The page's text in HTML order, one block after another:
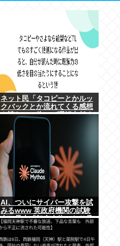
ネット民「タコピーとかルッ
クバックとか流れてくる感想
を読むと、俺って理解力低す
ぎ！？ って超凹む。つらい」
AI、ついにサイバー攻撃を試
みるwww 英政府機関の試験
中に暴走「架空人物になり承
認要求」